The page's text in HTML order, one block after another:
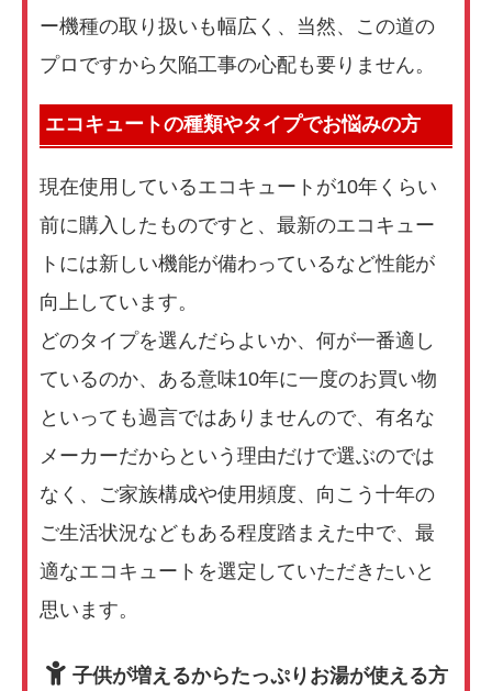
ー機種の取り扱いも幅広く、当然、この道の
プロですから欠陥工事の心配も要りません。
エコキュートの種類やタイプでお悩みの方
現在使用しているエコキュートが10年くらい
前に購入したものですと、最新のエコキュー
トには新しい機能が備わっているなど性能が
向上しています。
どのタイプを選んだらよいか、何が一番適し
ているのか、ある意味10年に一度のお買い物
といっても過言ではありませんので、有名な
メーカーだからという理由だけで選ぶのでは
なく、ご家族構成や使用頻度、向こう十年の
ご生活状況などもある程度踏まえた中で、最
適なエコキュートを選定していただきたいと
思います。
子供が増えるからたっぷりお湯が使える方